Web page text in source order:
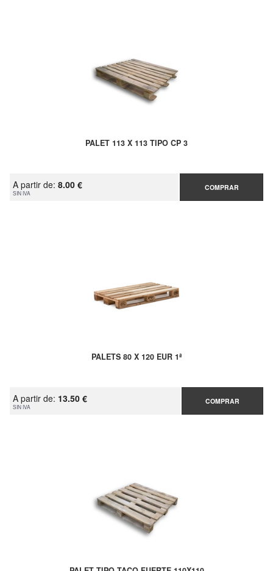
PALET 113 X 113 TIPO CP 3
A partir de: 8.00 €
SIN IVA
COMPRAR
PALETS 80 X 120 EUR 1ª
A partir de: 13.50 €
SIN IVA
COMPRAR